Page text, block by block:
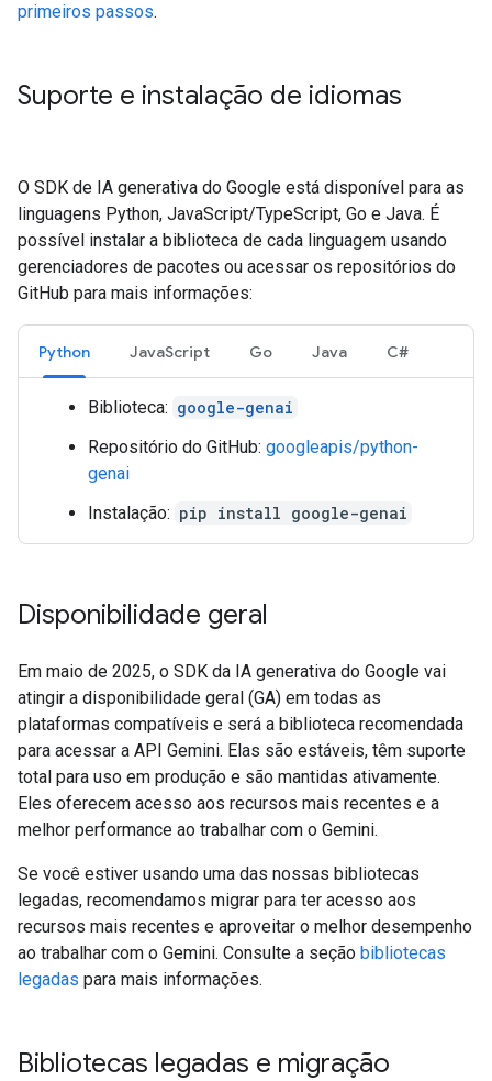
primeiros passos.
Suporte e instalação de idiomas
O SDK de IA generativa do Google está disponível para as
linguagens Python, JavaScript/TypeScript, Go e Java. É
possível instalar a biblioteca de cada linguagem usando
gerenciadores de pacotes ou acessar os repositórios do
GitHub para mais informações:
Python JavaScript Go Java C#
Biblioteca: google-genai
Repositório do GitHub: googleapis/python-
genai
Instalação: pip install google-genai
Disponibilidade geral
Em maio de 2025, o SDK da IA generativa do Google vai
atingir a disponibilidade geral (GA) em todas as
plataformas compatíveis e será a biblioteca recomendada
para acessar a API Gemini. Elas são estáveis, têm suporte
total para uso em produção e são mantidas ativamente.
Eles oferecem acesso aos recursos mais recentes e a
melhor performance ao trabalhar com o Gemini.
Se você estiver usando uma das nossas bibliotecas
legadas, recomendamos migrar para ter acesso aos
recursos mais recentes e aproveitar o melhor desempenho
ao trabalhar com o Gemini. Consulte a seção bibliotecas
legadas para mais informações.
Bibliotecas legadas e migração